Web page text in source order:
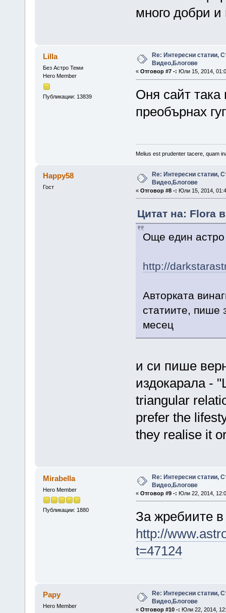
много добри
Lilla
Без Астро Теми
Hero Member
Публикации: 13839
Re: Интересни статии,
Видео,Блогове
« Отговор #7 -: Юли 15, 2014,
Оня сайт така
преобърнах
Melius est prudenter tacere, quam
Happy58
Гост
Re: Интересни статии,
Видео,Блогове
« Отговор #8 -: Юли 15, 2014,
Цитат на: Flora
Още един астро
http://
Авторката
статиите, пише
месец
и си пише
издокарала -
triangular
prefer the
they realise it
Mirabella
Hero Member
Публикации: 1880
Re: Интересни статии,
Видео,Блогове
« Отговор #9 -: Юли 22, 2014,
За жребиите в
http://
t=47124
Papy
Hero Member
Re: Интересни статии,
Видео,Блогове
« Отговор #10 -: Юли 22, 2014,